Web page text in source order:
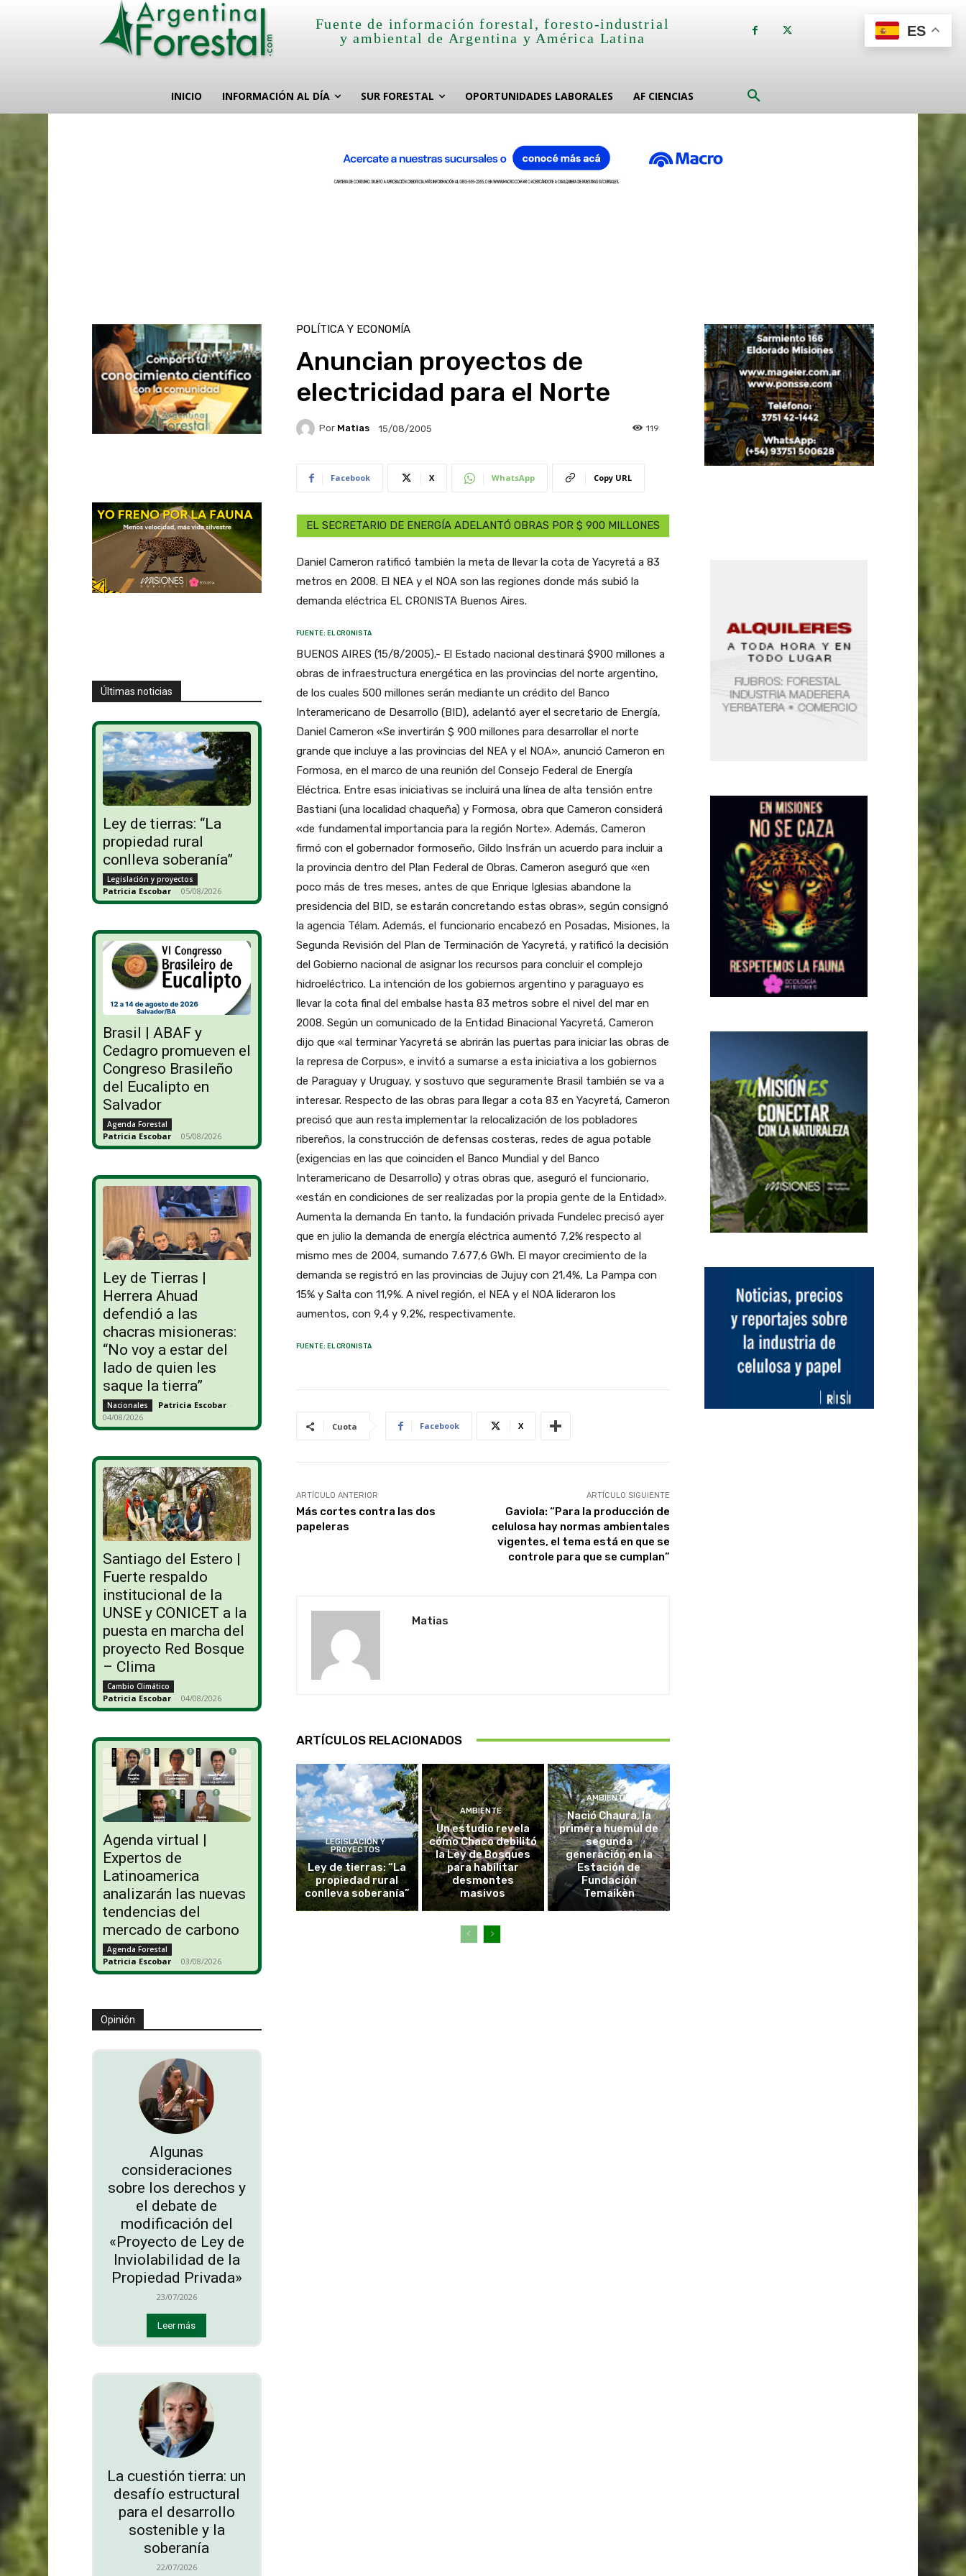
Fuente de información forestal, foresto-industrial
y ambiental de Argentina y América Latina
INICIO INFORMACIÓN AL DÍA SUR FORESTAL OPORTUNIDADES LABORALES AF CIENCIAS
Últimas noticias
Ley de tierras: “La
propiedad rural
conlleva soberanía”
Legislación y proyectos
Patricia Escobar - 05/08/2026
Brasil | ABAF y
Cedagro promueven el
Congreso Brasileño
del Eucalipto en
Salvador
Agenda Forestal
Patricia Escobar - 05/08/2026
Ley de Tierras |
Herrera Ahuad
defendió a las
chacras misioneras:
“No voy a estar del
lado de quien les
saque la tierra”
Nacionales Patricia Escobar -
04/08/2026
Santiago del Estero |
Fuerte respaldo
institucional de la
UNSE y CONICET a la
puesta en marcha del
proyecto Red Bosque
– Clima
Cambio Climático
Patricia Escobar - 04/08/2026
Agenda virtual |
Expertos de
Latinoamerica
analizarán las nuevas
tendencias del
mercado de carbono
Agenda Forestal
Patricia Escobar - 03/08/2026
Opinión
Algunas
consideraciones
sobre los derechos y
el debate de
modificación del
«Proyecto de Ley de
Inviolabilidad de la
Propiedad Privada»
23/07/2026
Leer más
La cuestión tierra: un
desafío estructural
para el desarrollo
sostenible y la
soberanía
22/07/2026
POLÍTICA Y ECONOMÍA
Anuncian proyectos de
electricidad para el Norte
Por Matias 15/08/2005 119
Facebook X WhatsApp Copy URL
EL SECRETARIO DE ENERGÍA ADELANTÓ OBRAS POR $ 900 MILLONES
Daniel Cameron ratificó también la meta de llevar la cota de Yacyretá a 83
metros en 2008. El NEA y el NOA son las regiones donde más subió la
demanda eléctrica EL CRONISTA Buenos Aires.
FUENTE: EL CRONISTA
BUENOS AIRES (15/8/2005).- El Estado nacional destinará $900 millones a
obras de infraestructura energética en las provincias del norte argentino,
de los cuales 500 millones serán mediante un crédito del Banco
Interamericano de Desarrollo (BID), adelantó ayer el secretario de Energía,
Daniel Cameron «Se invertirán $ 900 millones para desarrollar el norte
grande que incluye a las provincias del NEA y el NOA», anunció Cameron en
Formosa, en el marco de una reunión del Consejo Federal de Energía
Eléctrica. Entre esas iniciativas se incluirá una línea de alta tensión entre
Bastiani (una localidad chaqueña) y Formosa, obra que Cameron considerá
«de fundamental importancia para la región Norte». Además, Cameron
firmó con el gobernador formoseño, Gildo Insfrán un acuerdo para incluir a
la provincia dentro del Plan Federal de Obras. Cameron aseguró que «en
poco más de tres meses, antes de que Enrique Iglesias abandone la
presidencia del BID, se estarán concretando estas obras», según consignó
la agencia Télam. Además, el funcionario encabezó en Posadas, Misiones, la
Segunda Revisión del Plan de Terminación de Yacyretá, y ratificó la decisión
del Gobierno nacional de asignar los recursos para concluir el complejo
hidroeléctrico. La intención de los gobiernos argentino y paraguayo es
llevar la cota final del embalse hasta 83 metros sobre el nivel del mar en
2008. Según un comunicado de la Entidad Binacional Yacyretá, Cameron
dijo que «al terminar Yacyretá se abrirán las puertas para iniciar las obras de
la represa de Corpus», e invitó a sumarse a esta iniciativa a los gobiernos
de Paraguay y Uruguay, y sostuvo que seguramente Brasil también se va a
interesar. Respecto de las obras para llegar a cota 83 en Yacyretá, Cameron
precisó que aun resta implementar la relocalización de los pobladores
ribereños, la construcción de defensas costeras, redes de agua potable
(exigencias en las que coinciden el Banco Mundial y del Banco
Interamericano de Desarrollo) y otras obras que, aseguró el funcionario,
«están en condiciones de ser realizadas por la propia gente de la Entidad».
Aumenta la demanda En tanto, la fundación privada Fundelec precisó ayer
que en julio la demanda de energía eléctrica aumentó 7,2% respecto al
mismo mes de 2004, sumando 7.677,6 GWh. El mayor crecimiento de la
demanda se registró en las provincias de Jujuy con 21,4%, La Pampa con
15% y Salta con 11,9%. A nivel región, el NEA y el NOA lideraron los
aumentos, con 9,4 y 9,2%, respectivamente.
FUENTE: EL CRONISTA
Cuota Facebook X
ARTÍCULO ANTERIOR
Más cortes contra las dos
papeleras
ARTÍCULO SIGUIENTE
Gaviola: “Para la producción de
celulosa hay normas ambientales
vigentes, el tema está en que se
controle para que se cumplan”
Matias
ARTÍCULOS RELACIONADOS
LEGISLACIÓN Y
PROYECTOS
Ley de tierras: “La
propiedad rural
conlleva soberanía”
AMBIENTE
Un estudio revela
cómo Chaco debilitó
la Ley de Bosques
para habilitar
desmontes
masivos
AMBIENTE
Nació Chaura, la
primera huemul de
segunda
generación en la
Estación de
Fundación
Temaikèn
ES